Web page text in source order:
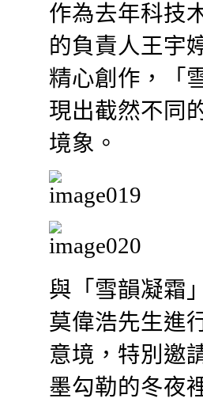
作為去年科技
的負責人王宇
精心創作，「
現出截然不同
境象。
與「雪韻凝霜
莫偉浩先生進
意境，特別邀
墨勾勒的冬夜